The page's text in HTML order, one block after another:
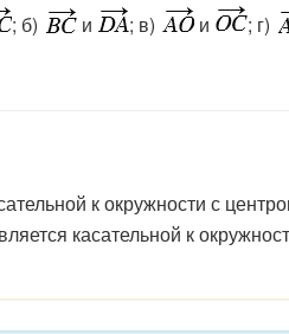
; б) и ; в) и ; г)
кокружности с
касательной к